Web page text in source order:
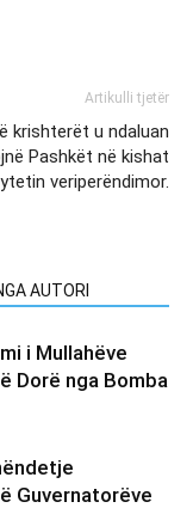
Artikulli tjetër
krishterët u ndaluan
Pashkët në kishat
veriperëndimor.
AUTORI
i Mullahëve
Dorë nga Bomba
Guvernatorëve